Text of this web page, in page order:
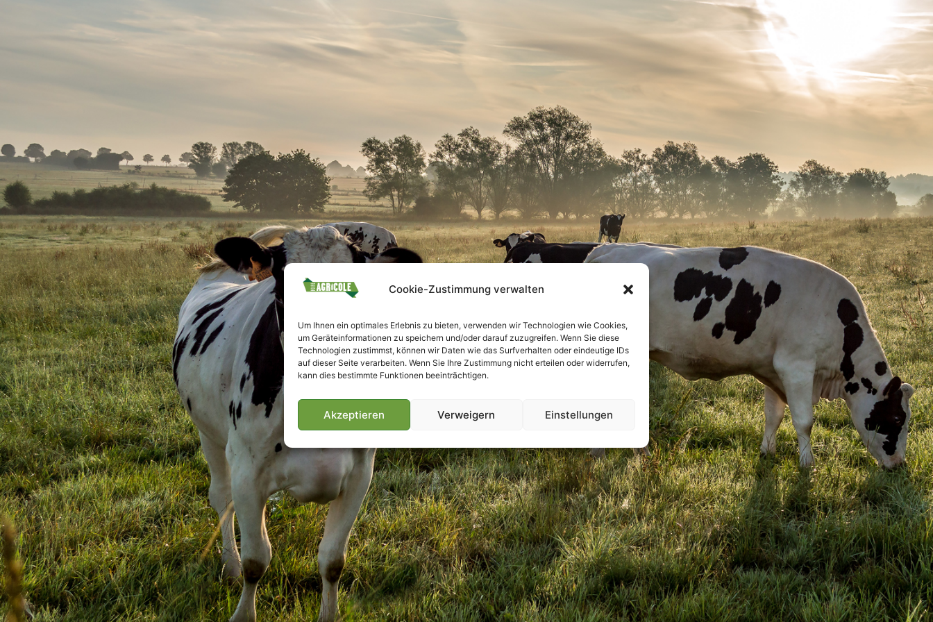
Cookie-Zustimmung verwalten
Um Ihnen ein optimales Erlebnis zu bieten, verwenden wir Technologien wie Cookies,
um Geräteinformationen zu speichern und/oder darauf zuzugreifen. Wenn Sie diese
Technologien zustimmst, können wir Daten wie das Surfverhalten oder eindeutige IDs
auf dieser Seite verarbeiten. Wenn Sie Ihre Zustimmung nicht erteilen oder widerrufen,
kann dies bestimmte Funktionen beeinträchtigen.
Akzeptieren Verweigern Einstellungen
Villmools Merci! Bis nächst Joer!